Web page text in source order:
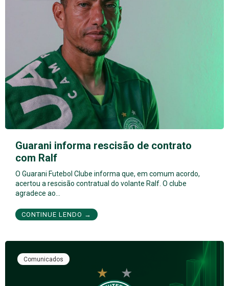
Guarani informa rescisão de contrato
com Ralf
O Guarani Futebol Clube informa que, em comum acordo,
acertou a rescisão contratual do volante Ralf. O clube
agradece ao…
CONTINUE LENDO →
Comunicados